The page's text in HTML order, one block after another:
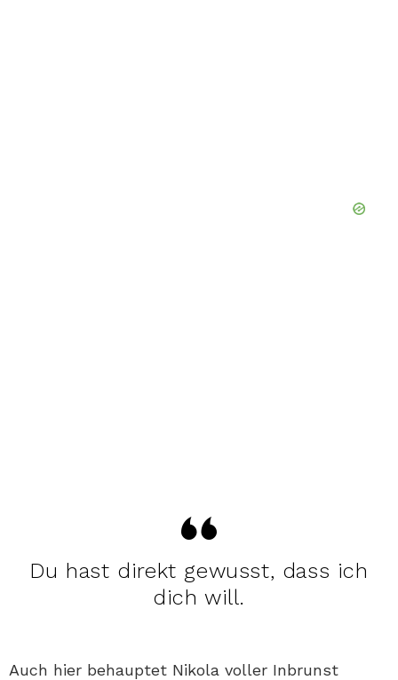
Du hast direkt gewusst, dass ich
dich will.
Auch hier behauptet Nikola voller Inbrunst